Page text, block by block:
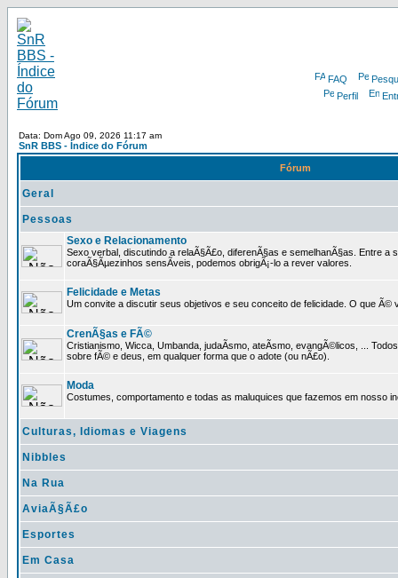
FAQ
Perfil
Data: Dom Ago 09, 2026 11:17 am
SnR BBS - Índice do Fórum
Fórum
Geral
Pessoas
Sexo e Relacionamento
Sexo verbal, discutindo a relaÃ§Ã£o, diferenÃ§as e semelhanÃ§as. Entre a
coraÃ§Ãµezinhos sensÃ­veis, podemos obrigÃ¡-lo a rever valores.
Felicidade e Metas
Um convite a discutir seus objetivos e seu conceito de felicidade. O que Ã©
CrenÃ§as e FÃ©
Cristianismo, Wicca, Umbanda, judaÃ­smo, ateÃ­smo, evangÃ©licos, ...
sobre fÃ© e deus, em qualquer forma que o adote (ou nÃ£o).
Moda
Costumes, comportamento e todas as maluquices que fazemos em nosso
Culturas, Idiomas e Viagens
Nibbles
Na Rua
AviaÃ§Ã£o
Esportes
Em Casa